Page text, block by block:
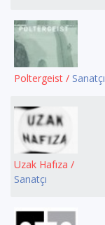
Poltergeist / Sanatçı
Uzak Hafıza /
Sanatçı